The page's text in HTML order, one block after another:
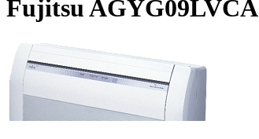
Fujitsu AGYG09LVCA